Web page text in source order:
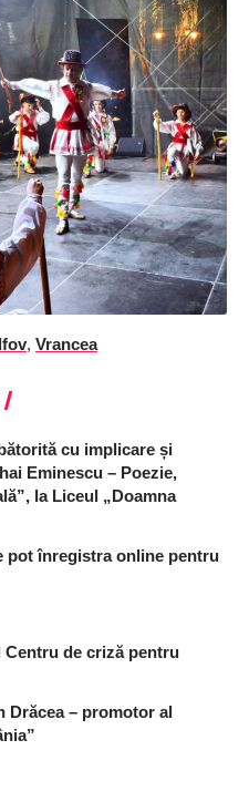
, Vrancea
cu implicare și
Eminescu – Poezie,
la Liceul „Doamna
pot înregistra online pentru
de criză pentru
Drăcea – promotor al